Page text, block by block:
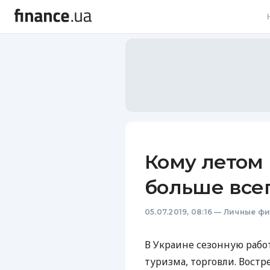
Кому летом
больше
05.07.2019, 08:16 — Личные
В Украине сезонную
туризма, торговли.